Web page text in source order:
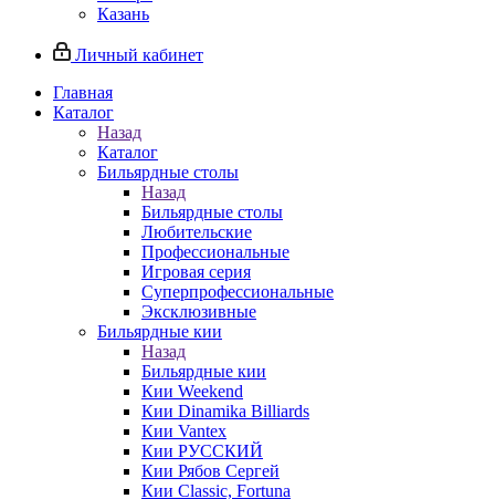
Казань
Личный кабинет
Главная
Каталог
Назад
Каталог
Бильярдные столы
Назад
Бильярдные столы
Любительские
Профессиональные
Игровая серия
Суперпрофессиональные
Эксклюзивные
Бильярдные кии
Назад
Бильярдные кии
Кии Weekend
Кии Dinamika Billiards
Кии Vantex
Кии РУССКИЙ
Кии Рябов Сергей
Кии Classic, Fortuna